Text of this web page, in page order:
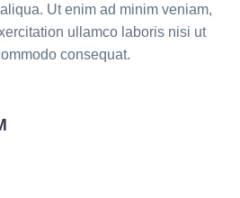
Ut enim ad minim veniam,
ullamco laboris nisi ut
consequat.